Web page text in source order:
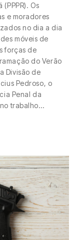
Os
e moradores
no dia a dia
móveis de
forças de
do Verão
Divisão de
Pedroso, o
Penal da
trabalho…